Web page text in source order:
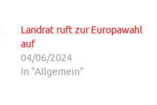
Landrat ruft zur Europawahl
auf
04/06/2024
In "Allgemein"